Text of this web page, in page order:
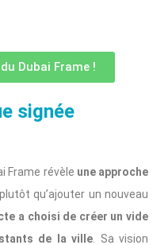
Dubai Frame !
signée
Frame révèle une approche
plutôt qu’ajouter un nouveau
a choisi de créer un vide
de la ville . Sa vision